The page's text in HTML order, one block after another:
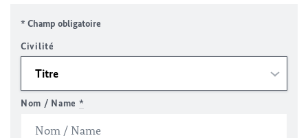
* Champ obligatoire
Civilité
Nom / Name *